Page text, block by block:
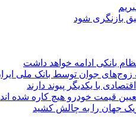
بانکی ادامه خواهد داشت
با یکدیگر پیوند دارند
قیمت خودرو هیچ کاره شده اند
جهان را به چالش کشید